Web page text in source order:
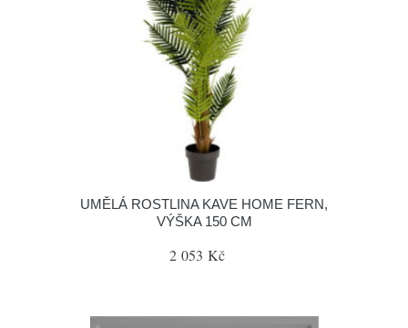
UMĚLÁ ROSTLINA KAVE HOME FERN,
VÝŠKA 150 CM
2 053 Kč